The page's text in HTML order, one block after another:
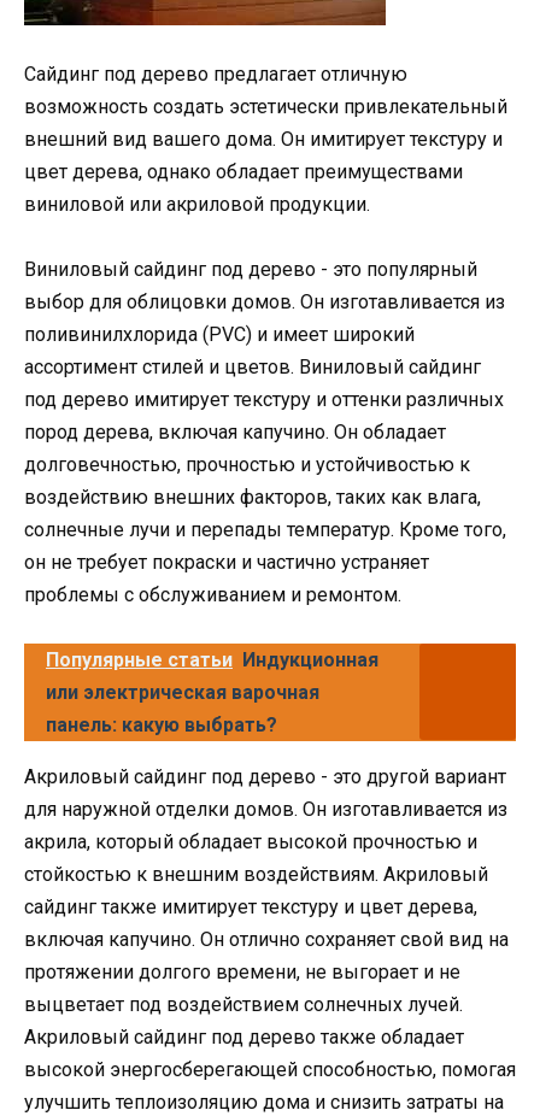
Сайдинг под дерево предлагает отличную
возможность создать эстетически привлекательный
внешний вид вашего дома. Он имитирует текстуру и
цвет дерева, однако обладает преимуществами
виниловой или акриловой продукции.
Виниловый сайдинг под дерево - это популярный
выбор для облицовки домов. Он изготавливается из
поливинилхлорида (PVC) и имеет широкий
ассортимент стилей и цветов. Виниловый сайдинг
под дерево имитирует текстуру и оттенки различных
пород дерева, включая капучино. Он обладает
долговечностью, прочностью и устойчивостью к
воздействию внешних факторов, таких как влага,
солнечные лучи и перепады температур. Кроме того,
он не требует покраски и частично устраняет
проблемы с обслуживанием и ремонтом.
Популярные статьи Индукционная
или электрическая варочная
панель: какую выбрать?
Акриловый сайдинг под дерево - это другой вариант
для наружной отделки домов. Он изготавливается из
акрила, который обладает высокой прочностью и
стойкостью к внешним воздействиям. Акриловый
сайдинг также имитирует текстуру и цвет дерева,
включая капучино. Он отлично сохраняет свой вид на
протяжении долгого времени, не выгорает и не
выцветает под воздействием солнечных лучей.
Акриловый сайдинг под дерево также обладает
высокой энергосберегающей способностью, помогая
улучшить теплоизоляцию дома и снизить затраты на